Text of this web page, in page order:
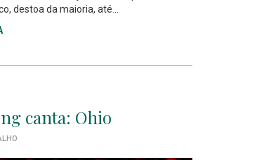
destoa da maioria, até...
canta: Ohio